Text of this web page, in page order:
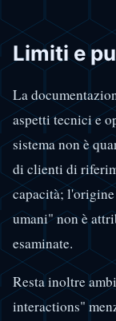
Limiti e
La
aspetti tecnici e
sistema non è
di clienti di
capacità;
umani" non è
esaminate.
Resta inoltre
interactions"